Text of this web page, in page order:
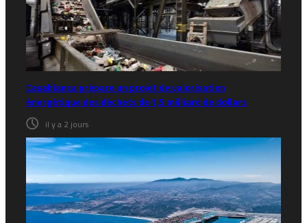
Casablanca prépare un projet de valorisation
énergétique des déchets de 1,5 milliard de dollars
il y a 2 jours